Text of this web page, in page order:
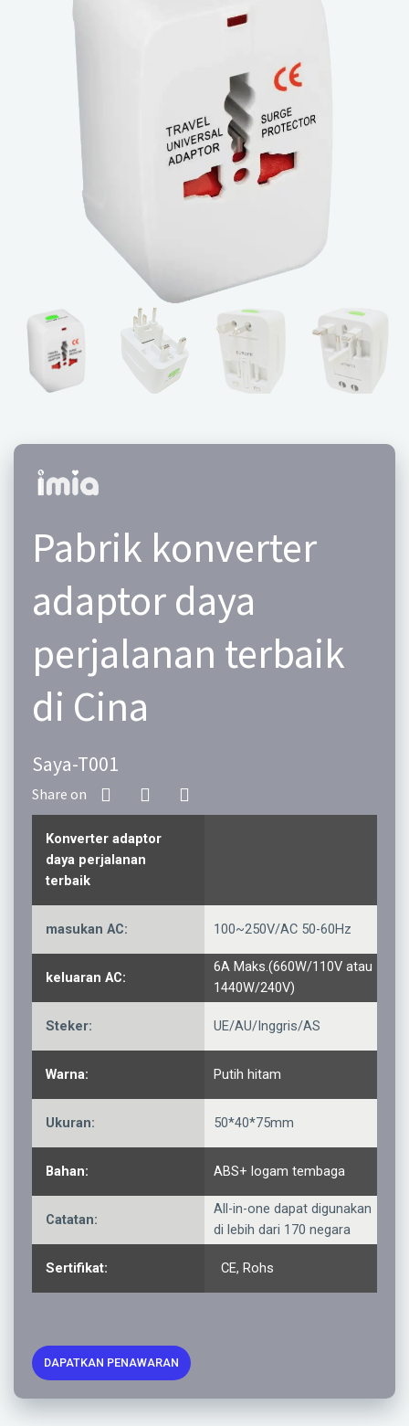
Pabrik konverter
adaptor daya
perjalanan terbaik
di Cina
Saya-T001
Konverter adaptor
daya perjalanan
terbaik
masukan AC: 100~250V/AC 50-60Hz
keluaran AC:
6A Maks.(660W/110V atau
1440W/240V)
Steker: UE/AU/Inggris/AS
Warna: Putih hitam
Ukuran: 50*40*75mm
Bahan: ABS+ logam tembaga
Catatan:
All-in-one dapat digunakan
di lebih dari 170 negara
Sertifikat: CE, Rohs
DAPATKAN PENAWARAN